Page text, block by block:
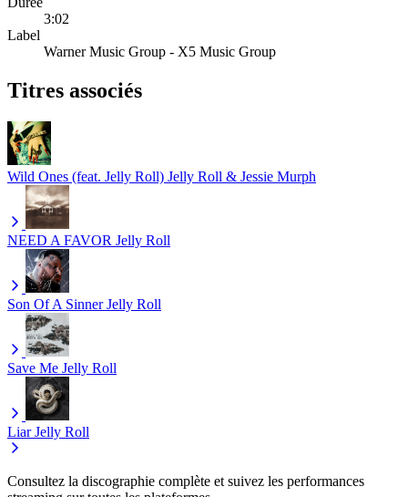
3:02
Label
Warner Music Group - X5 Music Group
Titres associés
Wild Ones (feat. Jelly Roll) Jelly Roll & Jessie Murph
NEED A FAVOR Jelly Roll
Son Of A Sinner Jelly Roll
Save Me Jelly Roll
Liar Jelly Roll
Consultez la discographie complète et suivez les performances